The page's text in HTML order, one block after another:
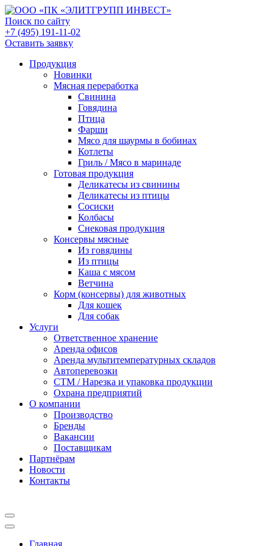
Поиск по сайту
+7 (495) 191-11-02
Оставить заявку
Продукция
Новинки
Мясная переработка
Свинина
Говядина
Птица
Фарши
Мясо для шаурмы в бобинах
Котлеты
Гриль / Мясо в маринаде
Готовая продукция
Деликатесы из свинины
Деликатесы из птицы
Сосиски
Колбасы
Снековая продукция
Консервы мясные
Из говядины
Из птицы
Каша с мясом
Ветчина
Корм (консервы) для животных
Для кошек
Для собак
Услуги
Ответственное хранение
Аренда офисов
Аренда мультитемпературных складов
Автоперевозки
СТМ / Нарезка и упаковка продукции
Охрана предприятий
О компании
Производство
Бренды
Вакансии
Поставщикам
Партнёрам
Новости
Контакты
Главная